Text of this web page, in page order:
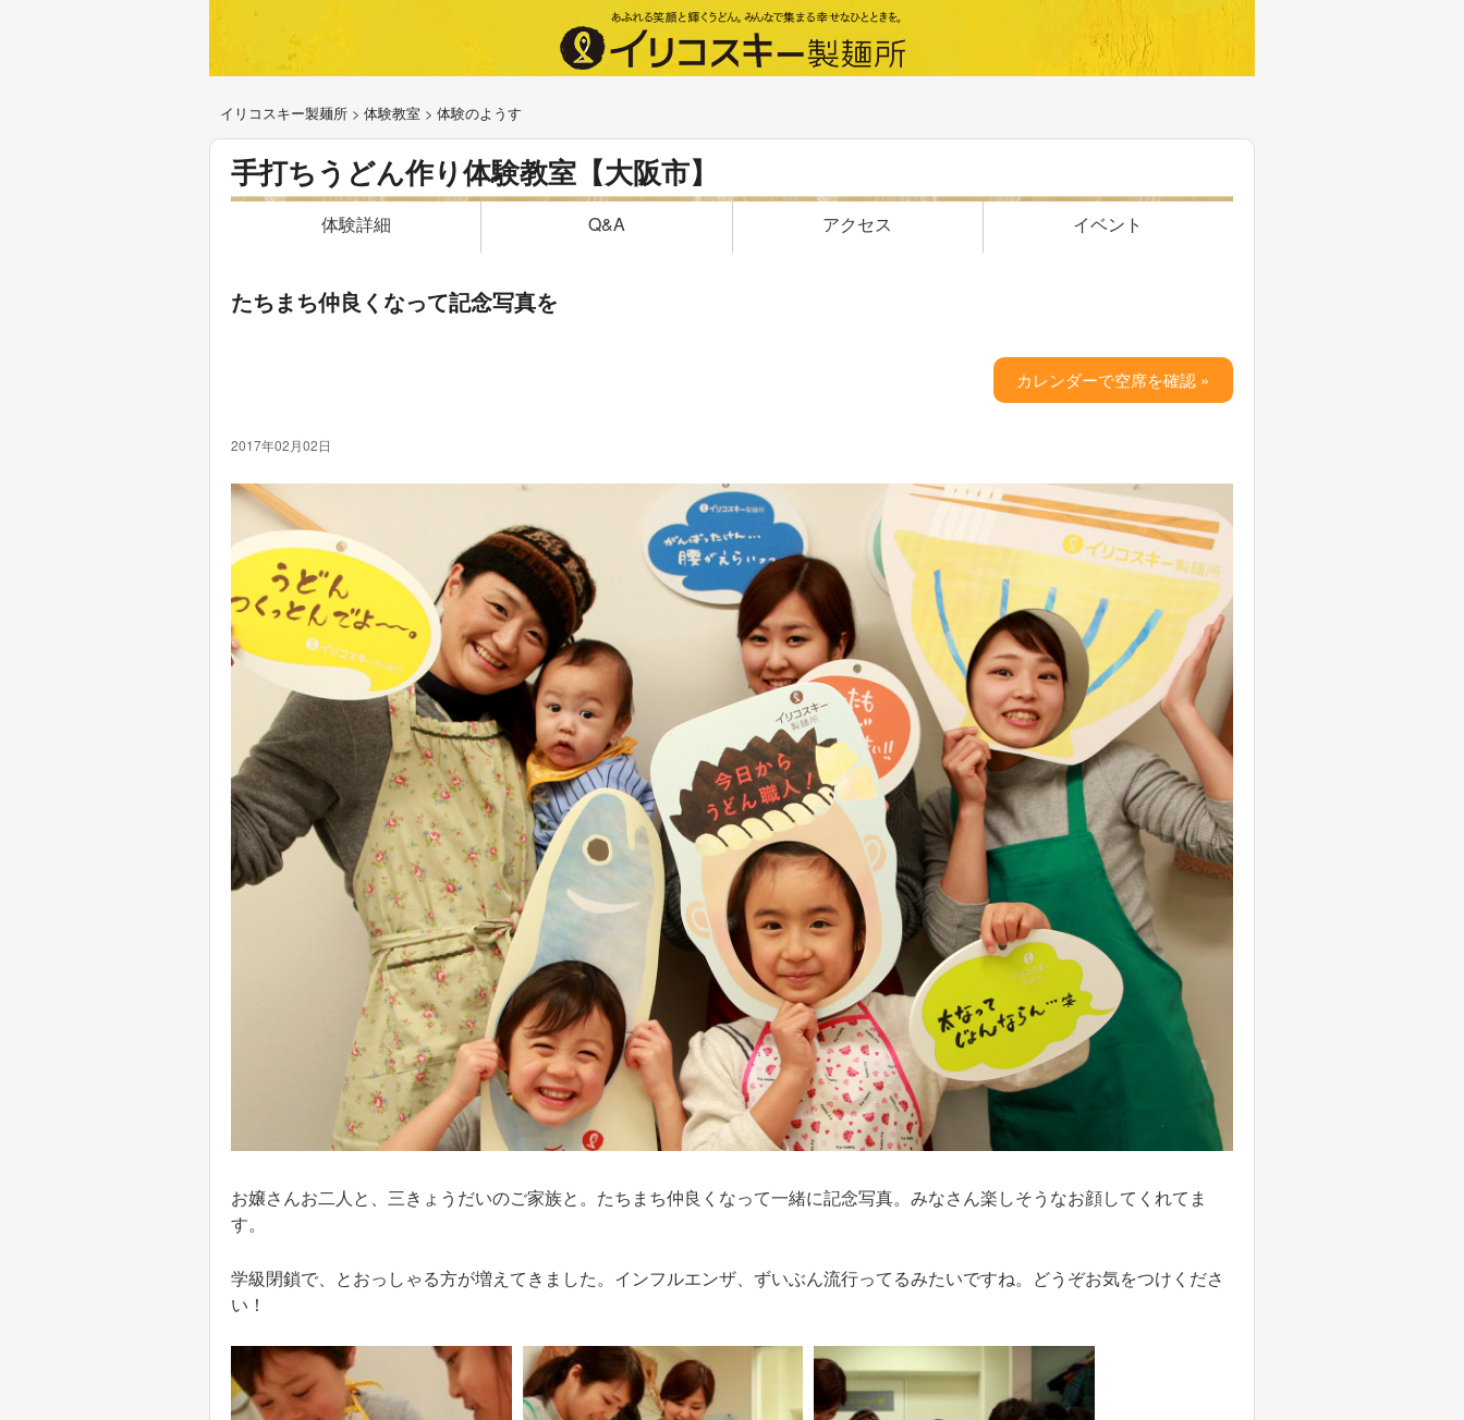
イリコスキー製麺所 > 体験教室 > 体験のようす
手打ちうどん作り体験教室【大阪市】
体験詳細 Q&A アクセス イベント
たちまち仲良くなって記念写真を
カレンダーで空席を確認 »
2017年02月02日
お嬢さんお二人と、三きょうだいのご家族と。たちまち仲良くなって一緒に記念写真。みなさん楽しそうなお顔してくれてま
す。
学級閉鎖で、とおっしゃる方が増えてきました。インフルエンザ、ずいぶん流行ってるみたいですね。どうぞお気をつけくださ
い！